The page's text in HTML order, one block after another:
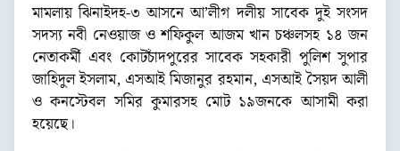
মামলায় ঝিনাইদহ-৩ আসনে আ’লীগ দলীয় সাবেক দুই সংসদ
সদস্য নবী নেওয়াজ ও শফিকুল আজম খান চঞ্চলসহ ১৪ জন
নেতাকর্মী এবং কোটচাঁদপুরের সাবেক সহকারী পুলিশ সুপার
জাহিদুল ইসলাম, এসআই মিজানুর রহমান, এসআই সৈয়দ আলী
ও কনস্টেবল সমির কুমারসহ মোট ১৯জনকে আসামী করা
হয়েছে।